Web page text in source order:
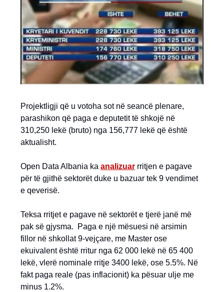
Projektligji që u votoha sot në seancë plenare,
parashikon që paga e deputetit të shkojë në
310,250 lekë (bruto) nga 156,777 lekë që është
aktualisht.
Open Data Albania ka analizuar rritjen e pagave
për të gjithë sektorët duke u bazuar tek 9 vendimet
e qeverisë.
Teksa rritjet e pagave në sektorët e tjerë janë më
pak së gjysma. Paga e një mësuesi në arsimin
fillor në shkollat 9-vejçare, me Master ose
ekuivalent është rritur nga 62 000 lekë në 65 400
lekë, vlerë nominale rritje 3400 lekë, ose 5.5%. Në
fakt paga reale (pas inflacionit) ka pësuar ulje me
minus 1.2%.